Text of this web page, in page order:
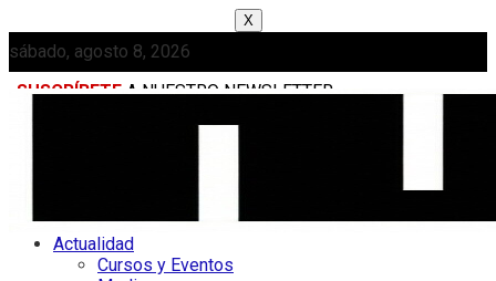
X
sábado, agosto 8, 2026
SUSCRÍBETE A NUESTRO NEWSLETTER
Actualidad
Cursos y Eventos